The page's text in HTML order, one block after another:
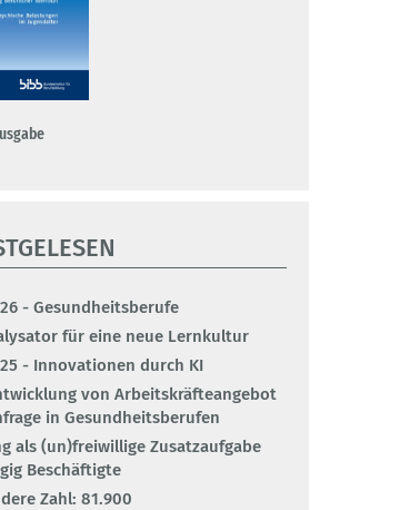
- Gesundheitsberufe
für eine neue Lernkultur
- Innovationen durch KI
von Arbeitskräfteangebot
in Gesundheitsberufen
als (un)freiwillige Zusatzaufgabe
Beschäftigte
Zahl: 81.900